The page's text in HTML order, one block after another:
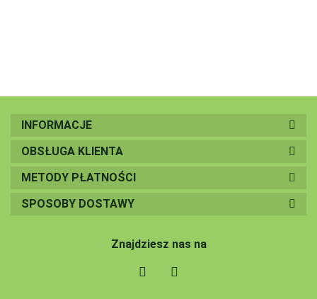
INFORMACJE
OBSŁUGA KLIENTA
METODY PŁATNOŚCI
SPOSOBY DOSTAWY
Znajdziesz nas na